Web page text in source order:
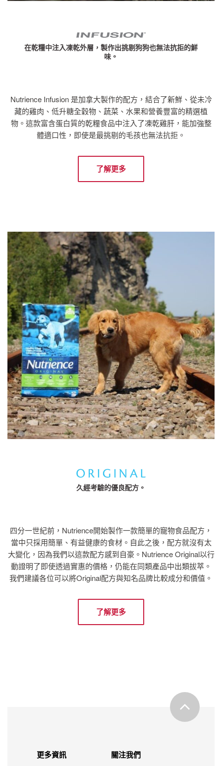
在乾糧中注入凍乾外層，製作出挑剔狗狗也無法抗拒的鮮
味。
Nutrience Infusion 是加拿大製作的配方，結合了新鮮、從未冷
藏的雞肉、低升糖全穀物、蔬菜、水果和營養豐富的精選植
物。這款富含蛋白質的乾糧食品中注入了凍乾雞肝，能加強整
體適口性，即使是最挑剔的毛孩也無法抗拒。
了解更多
久經考驗的優良配方。
四分一世紀前，Nutrience開始製作一款簡單的寵物食品配方，
當中只採用簡單、有益健康的食材。自此之後，配方就沒有太
大變化，因為我們以這款配方感到自豪。Nutrience Original以行
動證明了即使透過實惠的價格，仍能在同類產品中出類拔萃。
我們建議各位可以將Original配方與知名品牌比較成分和價值。
了解更多
更多資訊 關注我們